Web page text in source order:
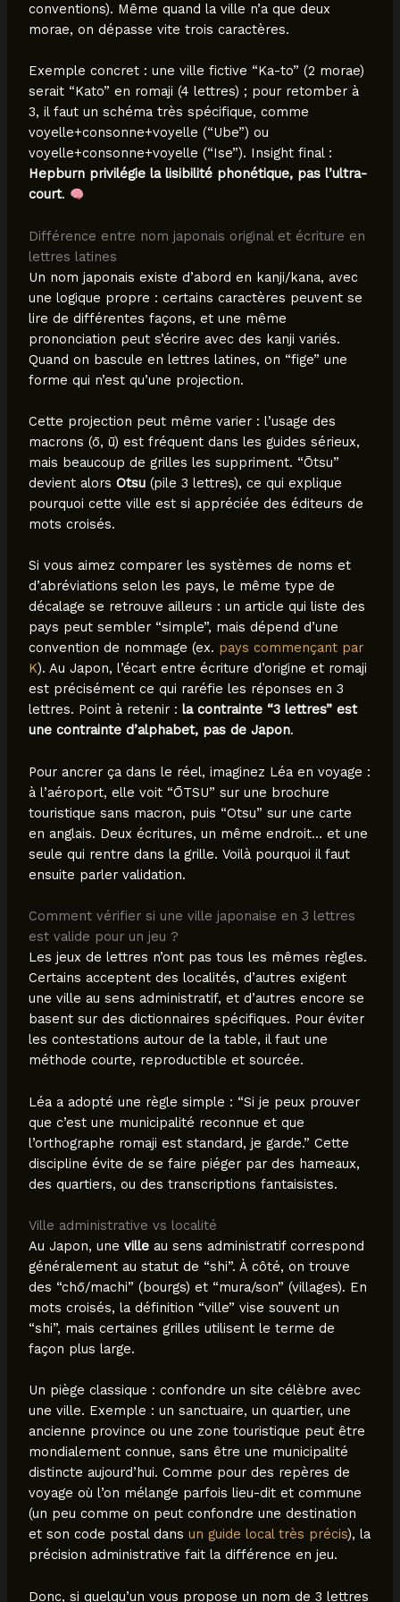
conventions). Même quand la ville n’a que deux
morae, on dépasse vite trois caractères.
Exemple concret : une ville fictive “Ka-to” (2 morae)
serait “Kato” en romaji (4 lettres) ; pour retomber à
3, il faut un schéma très spécifique, comme
voyelle+consonne+voyelle (“Ube”) ou
voyelle+consonne+voyelle (“Ise”). Insight final :
Hepburn privilégie la lisibilité phonétique, pas l’ultra-
court.
Différence entre nom japonais original et écriture en
lettres latines
Un nom japonais existe d’abord en kanji/kana, avec
une logique propre : certains caractères peuvent se
lire de différentes façons, et une même
prononciation peut s’écrire avec des kanji variés.
Quand on bascule en lettres latines, on “fige” une
forme qui n’est qu’une projection.
Cette projection peut même varier : l’usage des
macrons (ō, ū) est fréquent dans les guides sérieux,
mais beaucoup de grilles les suppriment. “Ōtsu”
devient alors Otsu(pile 3 lettres), ce qui explique
pourquoi cette ville est si appréciée des éditeurs de
mots croisés.
Si vous aimez comparer les systèmes de noms et
d’abréviations selon les pays, le même type de
décalage se retrouve ailleurs : un article qui liste des
pays peut sembler “simple”, mais dépend d’une
convention de nommage (ex. pays commençant par
K). Au Japon, l’écart entre écriture d’origine et romaji
est précisément ce qui raréfie les réponses en 3
lettres. Point à retenir : la contrainte “3 lettres” est
une contrainte d’alphabet, pas de Japon.
Pour ancrer ça dans le réel, imaginez Léa en voyage :
à l’aéroport, elle voit “ŌTSU” sur une brochure
touristique sans macron, puis “Otsu” sur une carte
en anglais. Deux écritures, un même endroit… et une
seule qui rentre dans la grille. Voilà pourquoi il faut
ensuite parler validation.
Comment vérifier si une ville japonaise en 3 lettres
est valide pour un jeu ?
Les jeux de lettres n’ont pas tous les mêmes règles.
Certains acceptent des localités, d’autres exigent
une ville au sens administratif, et d’autres encore se
basent sur des dictionnaires spécifiques. Pour éviter
les contestations autour de la table, il faut une
méthode courte, reproductible et sourcée.
Léa a adopté une règle simple : “Si je peux prouver
que c’est une municipalité reconnue et que
l’orthographe romaji est standard, je garde.” Cette
discipline évite de se faire piéger par des hameaux,
des quartiers, ou des transcriptions fantaisistes.
Ville administrative vs localité
Au Japon, une villeau sens administratif correspond
généralement au statut de “shi”. À côté, on trouve
des “chō/machi” (bourgs) et “mura/son” (villages). En
mots croisés, la définition “ville” vise souvent un
“shi”, mais certaines grilles utilisent le terme de
façon plus large.
Un piège classique : confondre un site célèbre avec
une ville. Exemple : un sanctuaire, un quartier, une
ancienne province ou une zone touristique peut être
mondialement connue, sans être une municipalité
distincte aujourd’hui. Comme pour des repères de
voyage où l’on mélange parfois lieu-dit et commune
(un peu comme on peut confondre une destination
et son code postal dans un guide local très précis), la
précision administrative fait la différence en jeu.
Donc, si quelqu’un vous propose un nom de 3 lettres